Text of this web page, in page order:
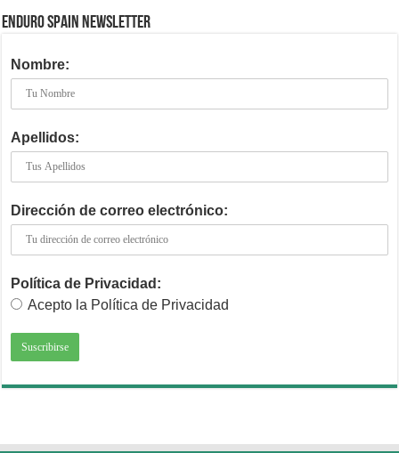
ENDURO SPAIN NEWSLETTER
Nombre:
Apellidos:
Dirección de correo electrónico:
Política de Privacidad:
Acepto la Política de Privacidad